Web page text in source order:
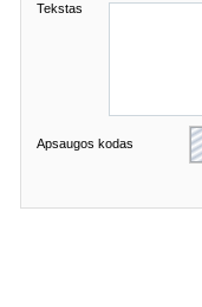
Tekstas
Apsaugos kodas